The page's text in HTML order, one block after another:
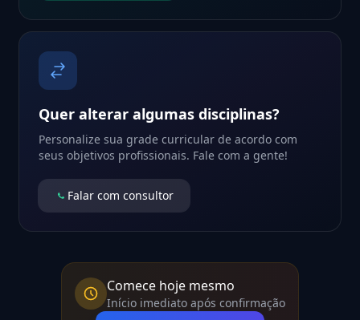
Quer alterar algumas disciplinas?
Personalize sua grade curricular de acordo com
seus objetivos profissionais. Fale com a gente!
Falar com consultor
Comece hoje mesmo
Início imediato após confirmação